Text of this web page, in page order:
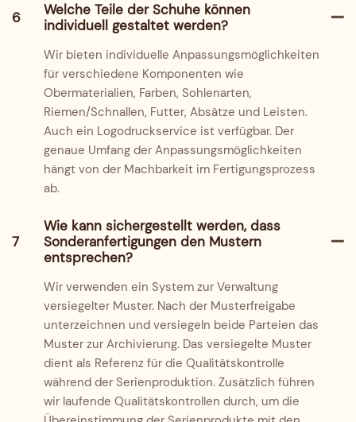
6
Welche Teile der Schuhe können
individuell gestaltet werden?
Wir bieten individuelle Anpassungsmöglichkeiten
für verschiedene Komponenten wie
Obermaterialien, Farben, Sohlenarten,
Riemen/Schnallen, Futter, Absätze und Leisten.
Auch ein Logodruckservice ist verfügbar. Der
genaue Umfang der Anpassungsmöglichkeiten
hängt von der Machbarkeit im Fertigungsprozess
ab.
7
Wie kann sichergestellt werden, dass
Sonderanfertigungen den Mustern
entsprechen?
Wir verwenden ein System zur Verwaltung
versiegelter Muster. Nach der Musterfreigabe
unterzeichnen und versiegeln beide Parteien das
Muster zur Archivierung. Das versiegelte Muster
dient als Referenz für die Qualitätskontrolle
während der Serienproduktion. Zusätzlich führen
wir laufende Qualitätskontrollen durch, um die